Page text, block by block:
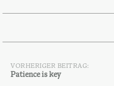
VORHERIGER BEITRAG:
Patience is key